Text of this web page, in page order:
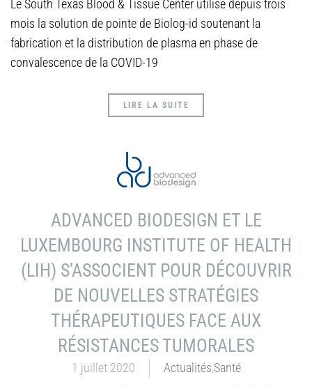
Le South Texas Blood & Tissue Center utilise depuis trois
mois la solution de pointe de Biolog-id soutenant la
fabrication et la distribution de plasma en phase de
convalescence de la COVID-19
LIRE LA SUITE
ADVANCED BIODESIGN ET LE
LUXEMBOURG INSTITUTE OF HEALTH
(LIH) S’ASSOCIENT POUR DÉCOUVRIR
DE NOUVELLES STRATÉGIES
THÉRAPEUTIQUES FACE AUX
RÉSISTANCES TUMORALES
1 juillet 2020 Actualités,Santé